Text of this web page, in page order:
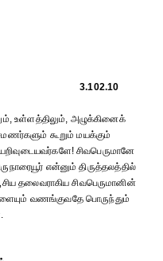
3.102.10
உள்ளத்திலும், அழுக்கினைக்
கூறும் மயக்கும்
சிவபெருமானே
என்னும் திருத்தலத்தில்
தலைவராகிய சிவபெருமானின்
வணங்குவதே பொருந்தும்